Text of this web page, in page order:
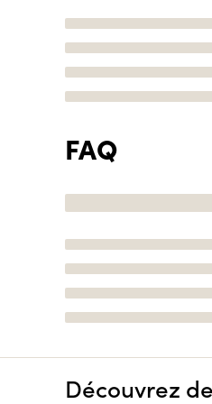
FAQ
Découvrez